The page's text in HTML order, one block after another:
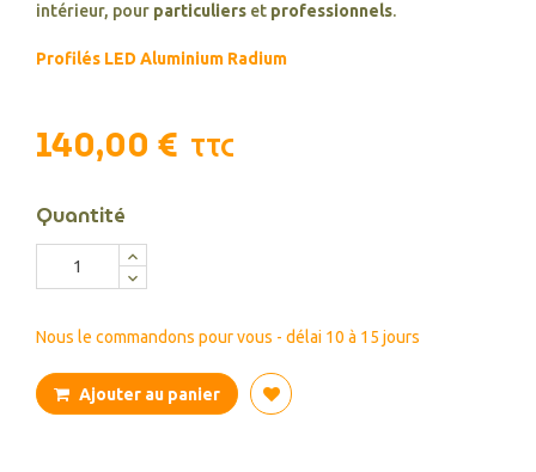
intérieur, pour particuliers et professionnels.
Profilés LED Aluminium Radium
140,00 € TTC
Quantité
Nous le commandons pour vous - délai 10 à 15 jours
Ajouter au panier